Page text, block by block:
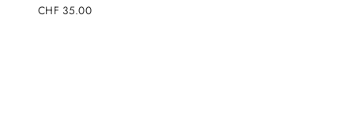
Regulärer
CHF 35.00